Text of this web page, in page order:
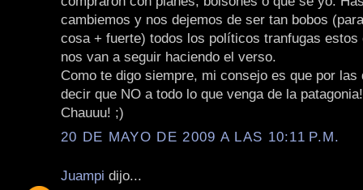
cambiemos y nos dejemos de ser tan bobos
cosa + fuerte) todos los políticos tranfugas estos
nos van a seguir haciendo el verso.
Como te digo siempre, mi consejo es que por las
decir que NO a todo lo que venga de la
Chauuu! ;)
20 DE MAYO DE 2009 A LAS 10:11 P.M.
Juampi dijo...